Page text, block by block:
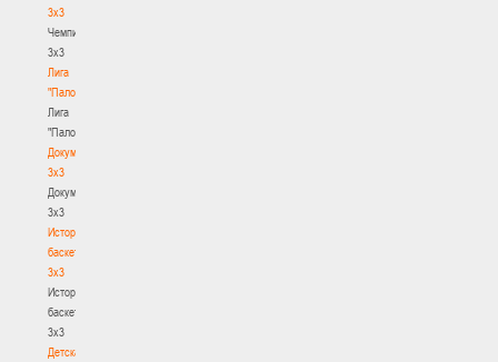
3х3
Чемпионат
3х3
Лига
"Палова"
Лига
"Палова"
Документы
3х3
Документы
3х3
История
баскетбола
3х3
История
баскетбола
3х3
Детская